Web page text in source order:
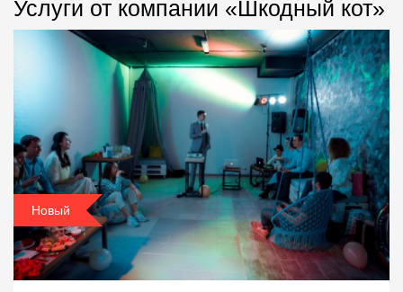
Услуги от компании «Шкодный кот»
Новый